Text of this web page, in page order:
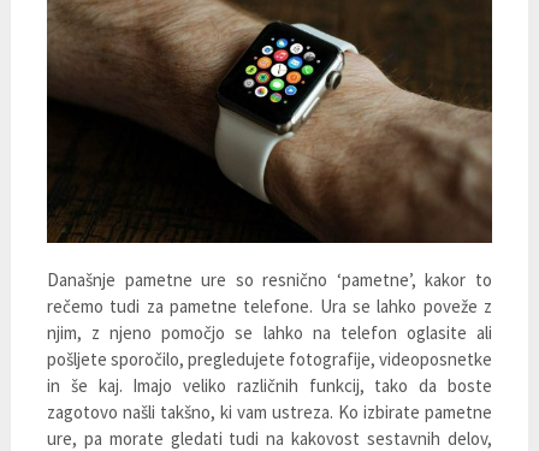
Današnje pametne ure so resnično ‘pametne’, kakor to
rečemo tudi za pametne telefone. Ura se lahko poveže z
njim, z njeno pomočjo se lahko na telefon oglasite ali
pošljete sporočilo, pregledujete fotografije, videoposnetke
in še kaj. Imajo veliko različnih funkcij, tako da boste
zagotovo našli takšno, ki vam ustreza. Ko izbirate pametne
ure, pa morate gledati tudi na kakovost sestavnih delov,